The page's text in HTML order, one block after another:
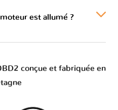
est allumé ?
conçue et fabriquée en